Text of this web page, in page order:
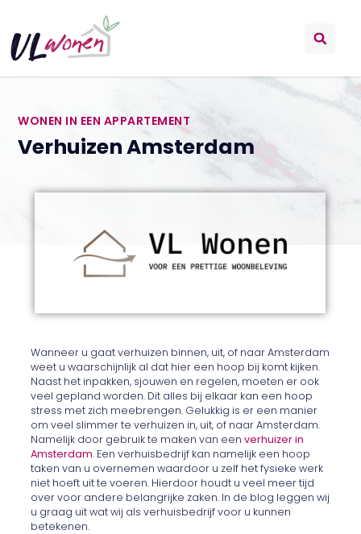
WONEN IN EEN APPARTEMENT
Verhuizen Amsterdam
Wanneer u gaat verhuizen binnen, uit, of naar Amsterdam
weet u waarschijnlijk al dat hier een hoop bij komt kijken.
Naast het inpakken, sjouwen en regelen, moeten er ook
veel gepland worden. Dit alles bij elkaar kan een hoop
stress met zich meebrengen. Gelukkig is er een manier
om veel slimmer te verhuizen in, uit, of naar Amsterdam.
Namelijk door gebruik te maken van eenverhuizer in
Amsterdam. Een verhuisbedrijf kan namelijk een hoop
taken van u overnemen waardoor u zelf het fysieke werk
niet hoeft uit te voeren. Hierdoor houdt u veel meer tijd
over voor andere belangrijke zaken. In de blog leggen wij
u graag uit wat wij als verhuisbedrijf voor u kunnen
betekenen.